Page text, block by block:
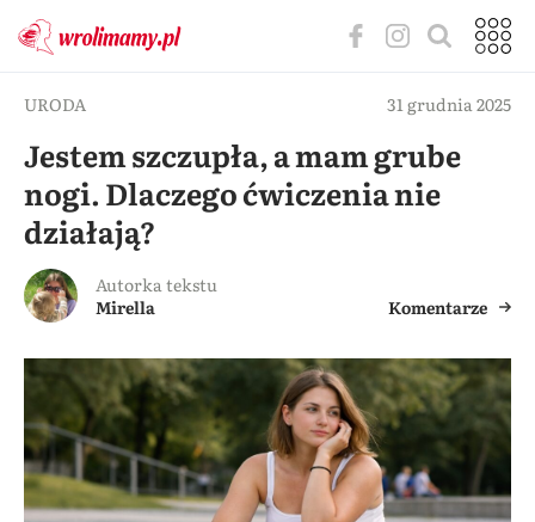
URODA 31 grudnia 2025
Jestem szczupła, a mam grube
nogi. Dlaczego ćwiczenia nie
działają?
Autorka tekstu
Mirella
Komentarze